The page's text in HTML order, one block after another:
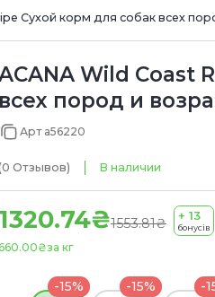
Сухой корм для собак всех
Wild Coast
всех пород и
Арт a56220
Отзывов) В наличии
1320.74₴1553.81₴
за кг
+ 13
бонусів
-15% -15% -